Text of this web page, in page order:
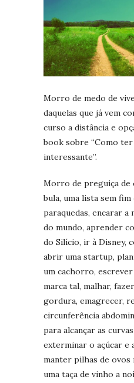
Morro de medo de
daquelas que já vem
curso a distância e
book sobre “Como ter
interessante”.
Morro de preguiça de
bula, uma lista sem
paraquedas, encarar
do mundo, aprender
do Silício, ir à Disney,
abrir uma startup,
um cachorro,
marca tal, malhar,
gordura, emagrecer,
circunferência
para alcançar as
exterminar o açúcar e
manter pilhas de
uma taça de vinho a